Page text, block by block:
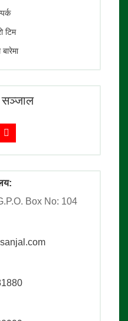
टिम
बारेमा
सञ्जाल
Box No: 104